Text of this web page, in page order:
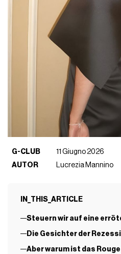
G-CLUB
11 Giugno 2026
AUTOR
Lucrezia Mannino
IN_THIS_ARTICLE
Steuern wir auf eine
Die Gesichter der
Aber warum ist das